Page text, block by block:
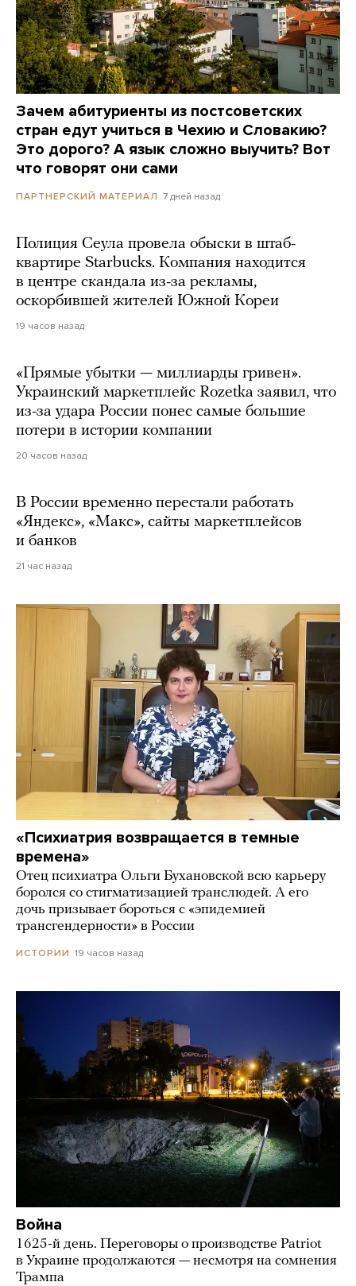
Зачем абитуриенты из постсоветских
стран едут учиться в Чехию и Словакию?
Это дорого? А язык сложно выучить? Вот
что говорят они сами
ПАРТНЕРСКИЙ МАТЕРИАЛ 7 дней назад
Полиция Сеула провела обыски в штаб-
квартире Starbucks. Компания находится
в центре скандала из-за рекламы,
оскорбившей жителей Южной Кореи
19 часов назад
«Прямые убытки — миллиарды гривен».
Украинский маркетплейс Rozetka заявил, что
из-за удара России понес самые большие
потери в истории компании
20 часов назад
В России временно перестали работать
«Яндекс», «Макс», сайты маркетплейсов
и банков
21 час назад
«Психиатрия возвращается в темные
времена»
Отец психиатра Ольги Бухановской всю карьеру
боролся со стигматизацией транслюдей. А его
дочь призывает бороться с «эпидемией
трансгендерности» в России
ИСТОРИИ 19 часов назад
Война
1625-й день. Переговоры о производстве Patriot
в Украине продолжаются — несмотря на сомнения
Трампа